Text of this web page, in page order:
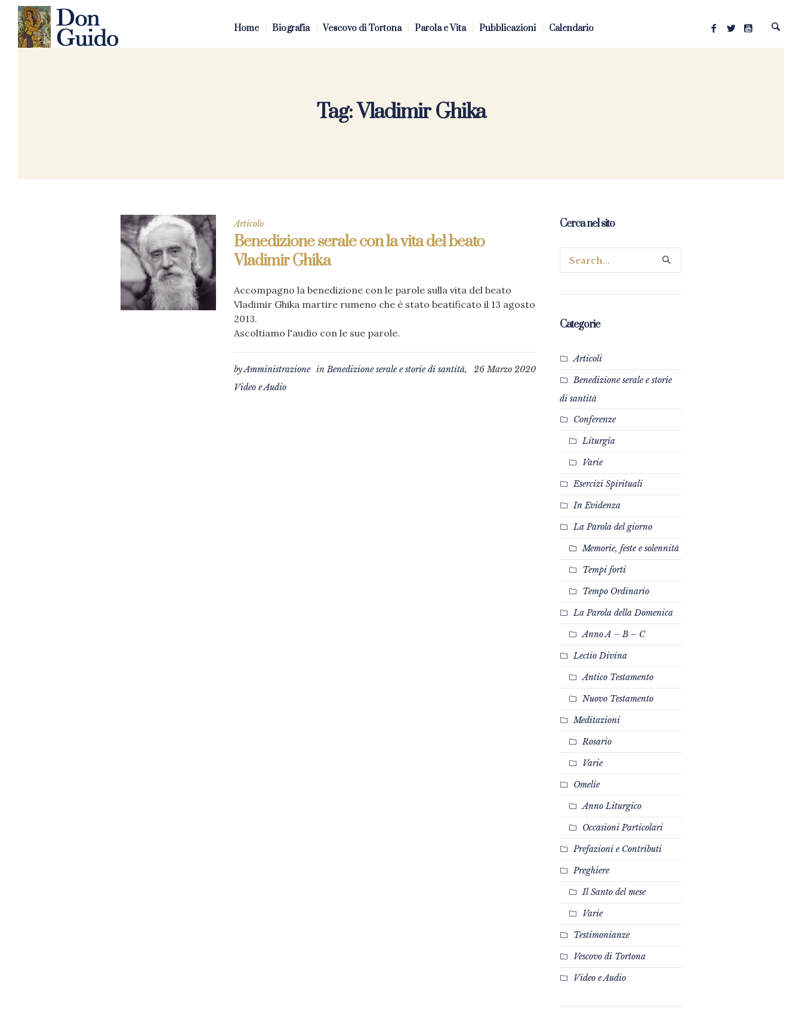
Home Biografia Vescovo di Tortona Parola e Vita Pubblicazioni Calendario
Tag:Vladimir Ghika
Articolo
Benedizione serale con la vita del beato
Vladimir Ghika
Accompagno la benedizione con le parole sulla vita del beato
Vladimir Ghika martire rumeno che è stato beatificato il 13 agosto
2013.
Ascoltiamo l'audio con le sue parole.
26 Marzo 2020
byAmministrazione inBenedizione serale e storie di santità,
Video e Audio
Cerca nel sito
Categorie
Articoli
Benedizione serale e storie
di santità
Conferenze
Liturgia
Varie
Esercizi Spirituali
In Evidenza
La Parola del giorno
Memorie, feste e solennità
Tempi forti
Tempo Ordinario
La Parola della Domenica
Anno A – B – C
Lectio Divina
Antico Testamento
Nuovo Testamento
Meditazioni
Rosario
Varie
Omelie
Anno Liturgico
Occasioni Particolari
Prefazioni e Contributi
Preghiere
Il Santo del mese
Varie
Testimonianze
Vescovo di Tortona
Video e Audio